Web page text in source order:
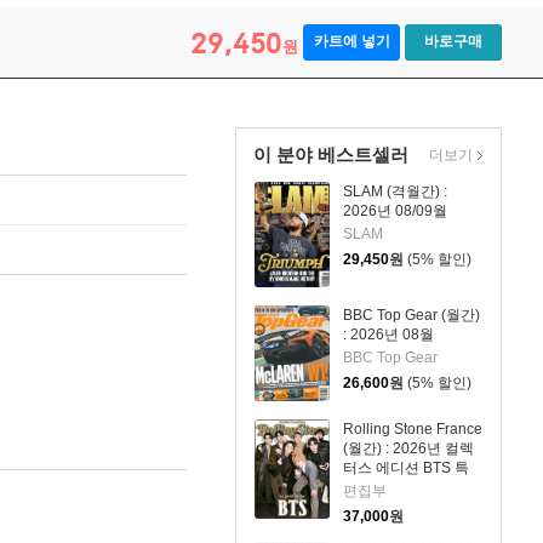
29,450원 카트에 넣기 바로구매
이 분야 베스트셀러
SLAM (격월간) :
2026년 08/09월
SLAM
29,450원 (5% 할인)
BBC Top Gear (월간)
: 2026년 08월
BBC Top Gear
26,600원 (5% 할인)
Rolling Stone France
(월간) : 2026년 컬렉
터스 에디션 BTS 특
집호 (포스터 포함)
편집부
37,000원
더보기